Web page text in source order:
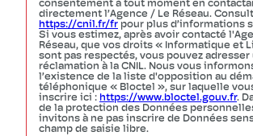
consentement à tout moment en
directement l’Agence / Le Réseau.
https://cnil.fr/fr pour plus d’informations
Si vous estimez, après avoir contacté
Réseau, que vos droits « Informatique et
sont pas respectés, vous pouvez adresser
réclamation à la CNIL. Nous vous
l’existence de la liste d'opposition au
téléphonique « Bloctel », sur laquelle
inscrire ici : https://www.bloctel.gouv.fr.
de la protection des Données
invitons à ne pas inscrire de Données
champ de saisie libre.